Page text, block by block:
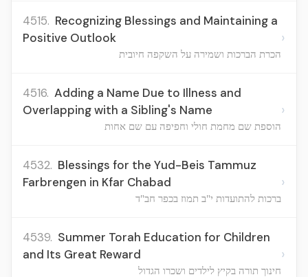
4515. Recognizing Blessings and Maintaining a
Positive Outlook
הכרת הברכות ושמירה על השקפה חיובית
›
4516. Adding a Name Due to Illness and
Overlapping with a Sibling's Name
הוספת שם מחמת חולי וחפיפה עם שם אחות
›
4532. Blessings for the Yud-Beis Tammuz
Farbrengen in Kfar Chabad
ברכות להתועדות י"ב תמוז בכפר חב"ד
›
4539. Summer Torah Education for Children
and Its Great Reward
חינוך תורה בקיץ לילדים ושכרו הגדול
›